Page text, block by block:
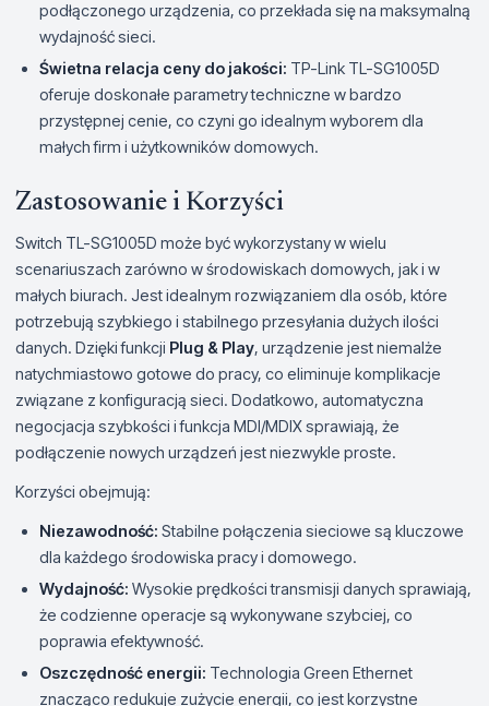
podłączonego urządzenia, co przekłada się na maksymalną
wydajność sieci.
Świetna relacja ceny do jakości: TP-Link TL-SG1005D
oferuje doskonałe parametry techniczne w bardzo
przystępnej cenie, co czyni go idealnym wyborem dla
małych firm i użytkowników domowych.
Zastosowanie i Korzyści
Switch TL-SG1005D może być wykorzystany w wielu
scenariuszach zarówno w środowiskach domowych, jak i w
małych biurach. Jest idealnym rozwiązaniem dla osób, które
potrzebują szybkiego i stabilnego przesyłania dużych ilości
danych. Dzięki funkcji Plug & Play, urządzenie jest niemalże
natychmiastowo gotowe do pracy, co eliminuje komplikacje
związane z konfiguracją sieci. Dodatkowo, automatyczna
negocjacja szybkości i funkcja MDI/MDIX sprawiają, że
podłączenie nowych urządzeń jest niezwykle proste.
Korzyści obejmują:
Niezawodność: Stabilne połączenia sieciowe są kluczowe
dla każdego środowiska pracy i domowego.
Wydajność: Wysokie prędkości transmisji danych sprawiają,
że codzienne operacje są wykonywane szybciej, co
poprawia efektywność.
Oszczędność energii: Technologia Green Ethernet
znacząco redukuje zużycie energii, co jest korzystne